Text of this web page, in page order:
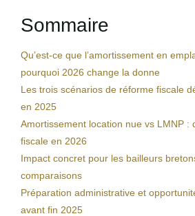
Sommaire
Qu’est-ce que l’amortissement en
pourquoi 2026 change la donne
Les trois scénarios de réforme fiscale
en 2025
Amortissement location nue vs LMNP :
fiscale en 2026
Impact concret pour les bailleurs
comparaisons
Préparation administrative et
avant fin 2025